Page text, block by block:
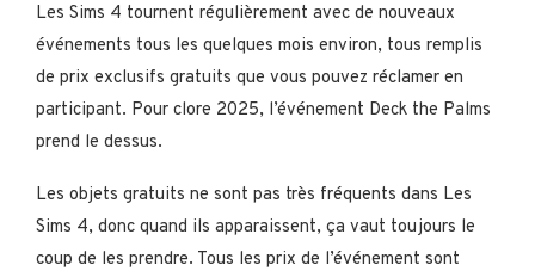
Les Sims 4 tournent régulièrement avec de nouveaux
événements tous les quelques mois environ, tous remplis
de prix exclusifs gratuits que vous pouvez réclamer en
participant. Pour clore 2025, l’événement Deck the Palms
prend le dessus.
Les objets gratuits ne sont pas très fréquents dans Les
Sims 4, donc quand ils apparaissent, ça vaut toujours le
coup de les prendre. Tous les prix de l’événement sont